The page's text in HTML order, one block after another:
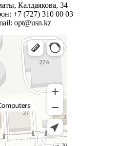
Калдаякова, 34
+7 (727) 310 00 03
opt@usn.kz